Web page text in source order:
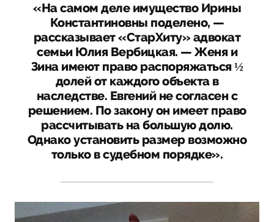
«На самом деле имущество Ирины
Константиновны поделено, —
рассказывает «СтарХиту» адвокат
семьи Юлия Вербицкая. — Женя и
Зина имеют право распоряжаться ½
долей от каждого объекта в
наследстве. Евгений не согласен с
решением. По закону он имеет право
рассчитывать на большую долю.
Однако установить размер возможно
только в судебном порядке».